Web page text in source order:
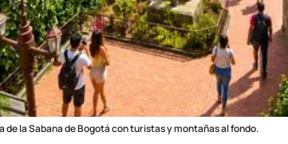
de la Sabana de Bogotá con turistas y montañas al fondo.